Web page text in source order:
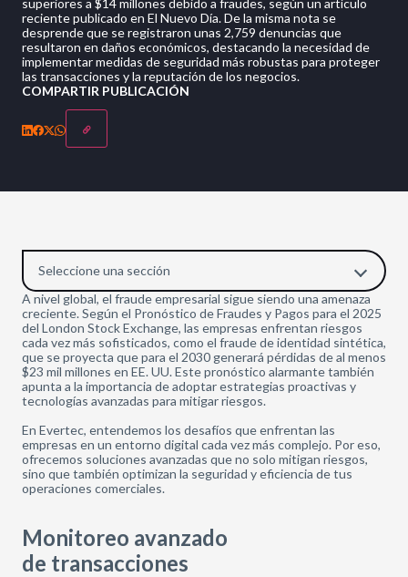
superiores a $14 millones debido a fraudes, según un artículo
reciente publicado en El Nuevo Día. De la misma nota se
desprende que se registraron unas 2,759 denuncias que
resultaron en daños económicos, destacando la necesidad de
implementar medidas de seguridad más robustas para proteger
las transacciones y la reputación de los negocios.
COMPARTIR PUBLICACIÓN
Seleccione una sección
A nivel global, el fraude empresarial sigue siendo una amenaza
creciente. Según el Pronóstico de Fraudes y Pagos para el 2025
del London Stock Exchange, las empresas enfrentan riesgos
cada vez más sofisticados, como el fraude de identidad sintética,
que se proyecta que para el 2030 generará pérdidas de al menos
$23 mil millones en EE. UU. Este pronóstico alarmante también
apunta a la importancia de adoptar estrategias proactivas y
tecnologías avanzadas para mitigar riesgos.
En Evertec, entendemos los desafíos que enfrentan las
empresas en un entorno digital cada vez más complejo. Por eso,
ofrecemos soluciones avanzadas que no solo mitigan riesgos,
sino que también optimizan la seguridad y eficiencia de tus
operaciones comerciales.
Monitoreo avanzado
de transacciones